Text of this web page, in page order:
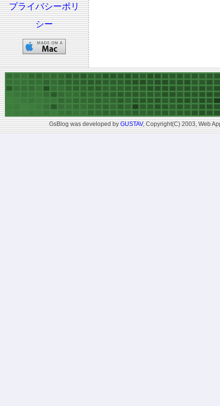
プライバシーポリ
シー
GsBlog was developed byGUSTAV, Copyright(C) 2003, Web